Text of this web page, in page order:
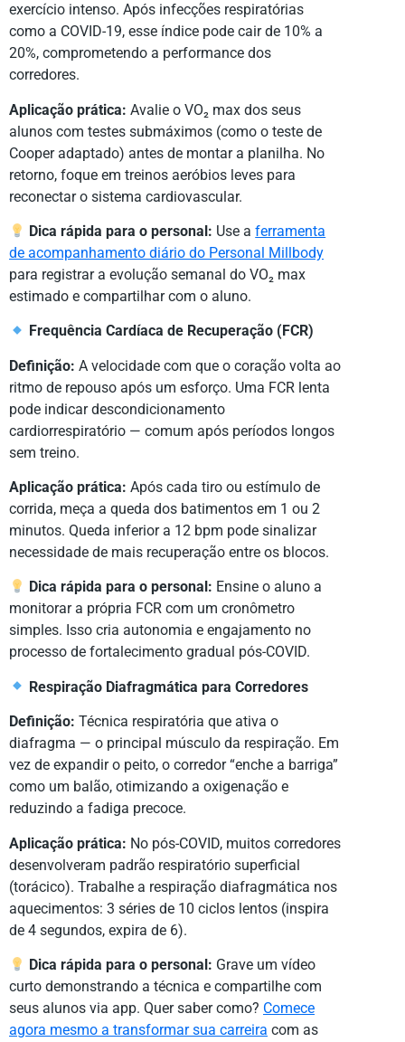
exercício intenso. Após infecções respiratórias
como a COVID-19, esse índice pode cair de 10% a
20%, comprometendo a performance dos
corredores.
Aplicação prática: Avalie o VO₂ max dos seus
alunos com testes submáximos (como o teste de
Cooper adaptado) antes de montar a planilha. No
retorno, foque em treinos aeróbios leves para
reconectar o sistema cardiovascular.
Dica rápida para o personal: Use aferramenta
de acompanhamento diário do Personal Millbody
para registrar a evolução semanal do VO₂ max
estimado e compartilhar com o aluno.
Frequência Cardíaca de Recuperação (FCR)
Definição: A velocidade com que o coração volta ao
ritmo de repouso após um esforço. Uma FCR lenta
pode indicar descondicionamento
cardiorrespiratório — comum após períodos longos
sem treino.
Aplicação prática: Após cada tiro ou estímulo de
corrida, meça a queda dos batimentos em 1 ou 2
minutos. Queda inferior a 12 bpm pode sinalizar
necessidade de mais recuperação entre os blocos.
Dica rápida para o personal: Ensine o aluno a
monitorar a própria FCR com um cronômetro
simples. Isso cria autonomia e engajamento no
processo de fortalecimento gradual pós-COVID.
Respiração Diafragmática para Corredores
Definição: Técnica respiratória que ativa o
diafragma — o principal músculo da respiração. Em
vez de expandir o peito, o corredor “enche a barriga”
como um balão, otimizando a oxigenação e
reduzindo a fadiga precoce.
Aplicação prática: No pós-COVID, muitos corredores
desenvolveram padrão respiratório superficial
(torácico). Trabalhe a respiração diafragmática nos
aquecimentos: 3 séries de 10 ciclos lentos (inspira
de 4 segundos, expira de 6).
Dica rápida para o personal: Grave um vídeo
curto demonstrando a técnica e compartilhe com
seus alunos via app. Quer saber como? Comece
agora mesmo a transformar sua carreira com as